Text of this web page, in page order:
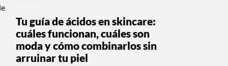
Tu guía de ácidos en skincare:
cuáles funcionan, cuáles son
moda y cómo combinarlos sin
arruinar tu piel